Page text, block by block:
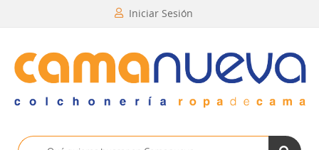
Iniciar Sesión